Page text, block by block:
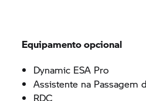
Equipamento opcional
Dynamic ESA Pro
Assistente na Passagem
RDC